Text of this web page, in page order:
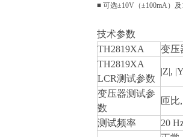
■ 可选±10V（±100mA）
技术参数
TH2819XA
变压
TH2819XA
LCR测试参数
|Z|,
变压器测试参
数
匝比
测试频率 20